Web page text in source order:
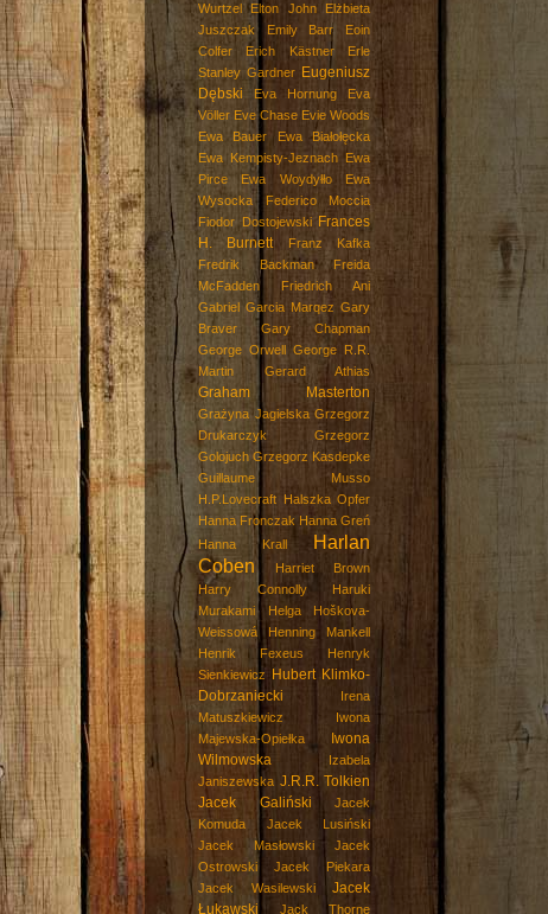
Wurtzel
Elton John
Elżbieta
Juszczak
Emily Barr
Eoin
Colfer
Erich Kästner
Erle
Stanley Gardner Eugeniusz
Dębski
Eva Hornung
Eva
Völler Eve Chase Evie Woods
Ewa Bauer
Ewa Białołęcka
Ewa Kempisty-Jeznach
Ewa
Pirce
Ewa Woydyłło
Ewa
Wysocka
Federico Moccia
Fiodor Dostojewski
Frances
H. Burnett
Franz Kafka
Fredrik Backman
Freida
McFadden
Friedrich Ani
Gabriel Garcia Marqez Gary
Braver
Gary Chapman
George Orwell
George R.R.
Martin
Gerard Athias
Graham Masterton
Grażyna Jagielska Grzegorz
Drukarczyk
Grzegorz
Golojuch Grzegorz Kasdepke
Guillaume Musso
H.P.Lovecraft
Halszka Opfer
Hanna Fronczak Hanna Greń
Hanna Krall
Harlan
Coben
Harriet Brown
Harry Connolly
Haruki
Murakami
Helga Hoškova-
Weissowá
Henning Mankell
Henrik Fexeus
Henryk
Sienkiewicz
Hubert Klimko-
Dobrzaniecki
Irena
Matuszkiewicz
Iwona
Majewska-Opiełka
Iwona
Wilmowska
Izabela
Janiszewska J.R.R. Tolkien
Jacek Galiński
Jacek
Komuda
Jacek Lusiński
Jacek Masłowski
Jacek
Ostrowski
Jacek Piekara
Jacek Wasilewski
Jacek
Łukawski
Jack Thorne